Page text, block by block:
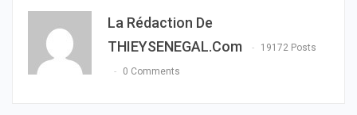
La Rédaction De
THIEYSENEGAL.com
19172 Posts
0 Comments